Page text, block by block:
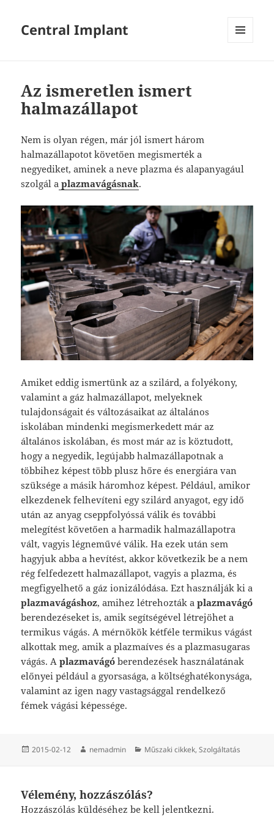
Central Implant
Az ismeretlen ismert
halmazállapot
Nem is olyan régen, már jól ismert három
halmazállapotot követően megismerték a
negyediket, aminek a neve plazma és alapanyagául
szolgál a plazmavágásnak.
Amiket eddig ismertünk az a szilárd, a folyékony,
valamint a gáz halmazállapot, melyeknek
tulajdonságait és változásaikat az általános
iskolában mindenki megismerkedett már az
általános iskolában, és most már az is köztudott,
hogy a negyedik, legújabb halmazállapotnak a
többihez képest több plusz hőre és energiára van
szüksége a másik háromhoz képest.Például, amikor
elkezdenek felhevíteni egy szilárd anyagot, egy idő
után az anyag cseppfolyóssá válik és további
melegítést követően a harmadik halmazállapotra
vált, vagyis légneművé válik. Ha ezek után sem
hagyjuk abba a hevítést, akkor következik be a nem
rég felfedezett halmazállapot, vagyis a plazma, és
megfigyelhető a gáz ionizálódása. Ezt használják ki a
plazmavágáshoz, amihez létrehozták aplazmavágó
berendezéseket is, amik segítségével létrejöhet a
termikus vágás. A mérnökök kétféle termikus vágást
alkottak meg, amik a plazmaíves és a plazmasugaras
vágás. Aplazmavágóberendezések használatának
előnyei például a gyorsasága, a költséghatékonysága,
valamint az igen nagy vastagsággal rendelkező
fémek vágási képessége.
Közzétéve
2015-02-12 Szerző
nemadmin Kategória
Műszaki cikkek,Szolgáltatás
Vélemény, hozzászólás?
Hozzászólás küldéséhezbe kell jelentkezni.